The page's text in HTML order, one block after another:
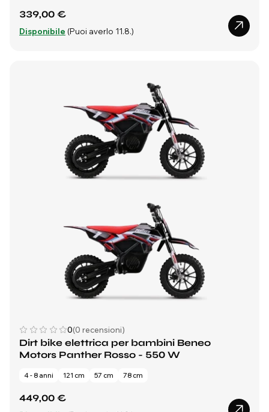
339,00 €
Disponibile (Puoi averlo 11.8.)
0(0 recensioni)
Dirt bike elettrica per bambini Beneo
Motors Panther Rosso - 550 W
4 - 8 anni 121 cm 57 cm 78 cm
449,00 €